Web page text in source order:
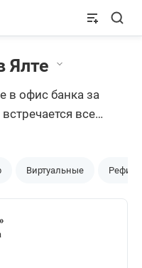
Ялте
в офис банка за
все
достаточно
чтобы
Виртуальные